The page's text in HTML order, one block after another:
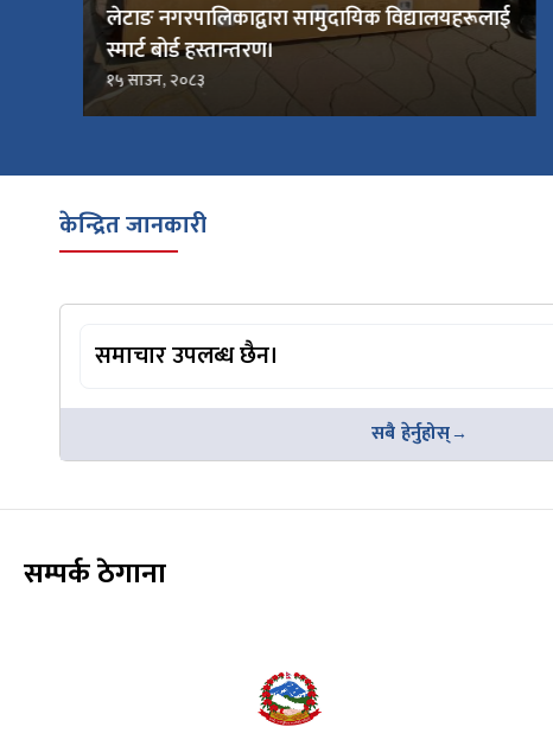
लेटाङमा विकास र सेवा सुधारबारे नागरिक–
जनप्रतिनिधि संवाद
१५ साउन, २०८३
केन्द्रित जानकारी
समाचार उपलब्ध छैन।
सबै हेर्नुहोस्
सम्पर्क ठेगाना